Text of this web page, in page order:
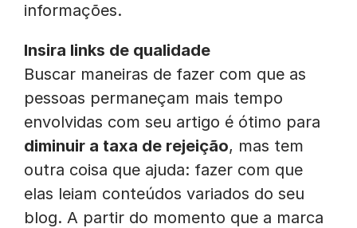
informações.
Insira links de qualidade
Buscar maneiras de fazer com que as
pessoas permaneçam mais tempo
envolvidas com seu artigo é ótimo para
diminuir a taxa de rejeição, mas tem
outra coisa que ajuda: fazer com que
elas leiam conteúdos variados do seu
blog. A partir do momento que a marca